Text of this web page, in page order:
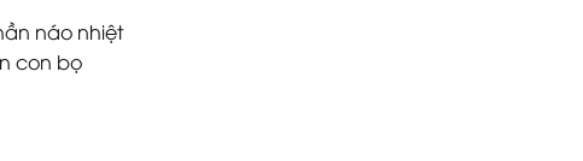
náo nhiệt
con bọ